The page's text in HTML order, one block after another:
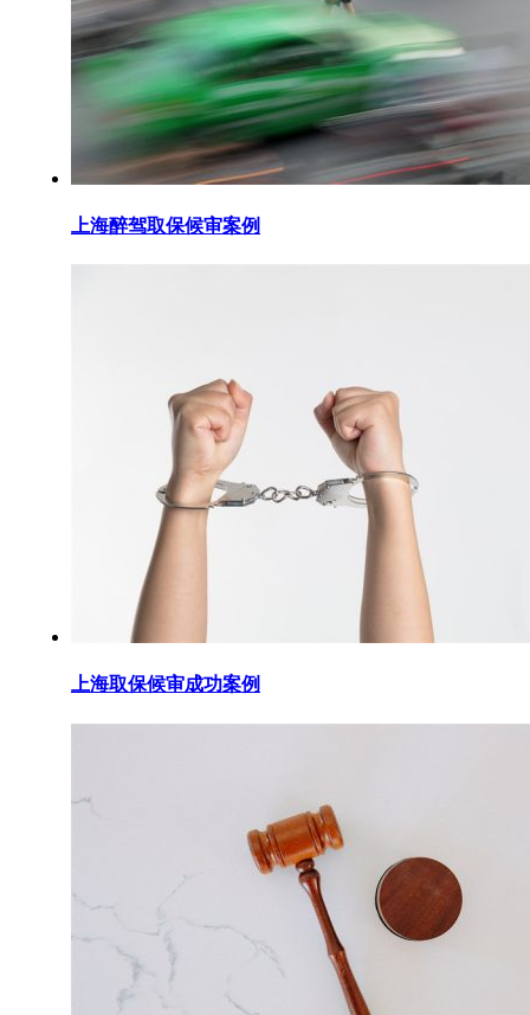
上海醉驾取保候审案例
上海取保候审成功案例